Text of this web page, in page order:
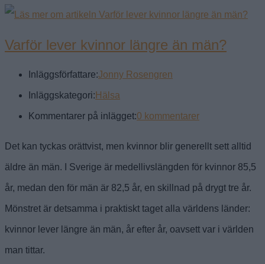
Varför lever kvinnor längre än män?
Inläggsförfattare:Jonny Rosengren
Inläggskategori: Hälsa
Kommentarer på inlägget:0 kommentarer
Det kan tyckas orättvist, men kvinnor blir generellt sett alltid
äldre än män. I Sverige är medellivslängden för kvinnor 85,5
år, medan den för män är 82,5 år, en skillnad på drygt tre år.
Mönstret är detsamma i praktiskt taget alla världens länder:
kvinnor lever längre än män, år efter år, oavsett var i världen
man tittar.